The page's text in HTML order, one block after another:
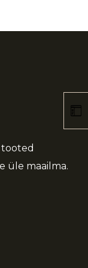
üle maailma.